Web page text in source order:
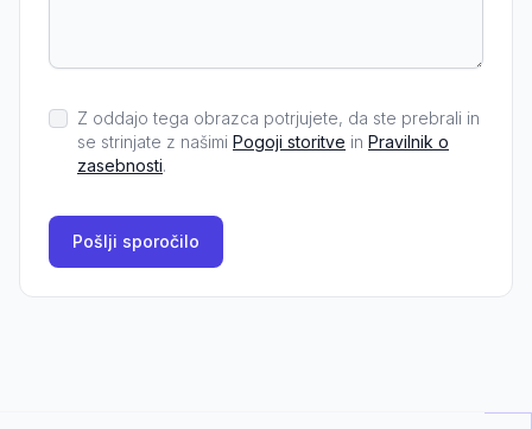
Z oddajo tega obrazca potrjujete, da ste prebrali in
se strinjate z našimi Pogoji storitve in Pravilnik o
zasebnosti.
Pošlji sporočilo